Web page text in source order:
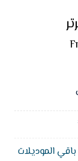
الموديلات